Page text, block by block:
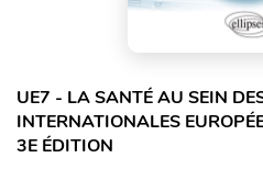
UE7 - LA SANTÉ AU SEIN
INTERNATIONALES
3E ÉDITION